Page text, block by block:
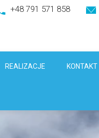
+48 791 571 858
REALIZACJE KONTAKT